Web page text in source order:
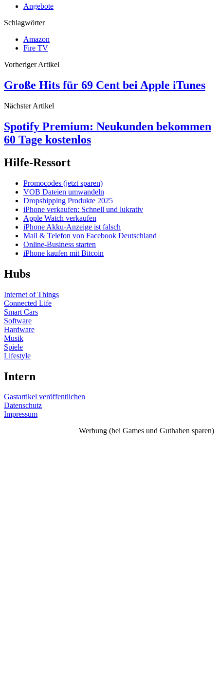
Angebote
Schlagwörter
Amazon
Fire TV
Vorheriger Artikel
Große Hits für 69 Cent bei Apple iTunes
Nächster Artikel
Spotify Premium: Neukunden bekommen
60 Tage kostenlos
Hilfe-Ressort
Promocodes (jetzt sparen)
VOB Dateien umwandeln
Dropshipping Produkte 2025
iPhone verkaufen: Schnell und lukrativ
Apple Watch verkaufen
iPhone Akku-Anzeige ist falsch
Mail & Telefon von Facebook Deutschland
Online-Business starten
iPhone kaufen mit Bitcoin
Hubs
Internet of Things
Connected Life
Smart Cars
Software
Hardware
Musik
Spiele
Lifestyle
Intern
Gastartikel veröffentlichen
Datenschutz
Impressum
Werbung (bei Games und Guthaben sparen)